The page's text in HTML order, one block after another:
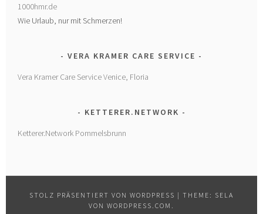
1000hmr.de
Wie Urlaub, nur mit Schmerzen!
VERA KRAMER CARE SERVICE
Vera Kramer Care Service Venice, Floria
KETTERER.NETWORK
Ketterer.Network Pommelsbrunn
STOLZ PRÄSENTIERT VON WORDPRESS | THEME: SELA
VON WORDPRESS.COM